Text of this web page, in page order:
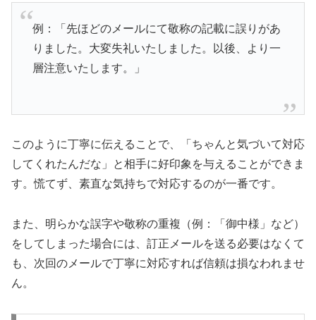
例：「先ほどのメールにて敬称の記載に誤りがあ
りました。大変失礼いたしました。以後、より一
層注意いたします。」
このように丁寧に伝えることで、「ちゃんと気づいて対応
してくれたんだな」と相手に好印象を与えることができま
す。慌てず、素直な気持ちで対応するのが一番です。
また、明らかな誤字や敬称の重複（例：「御中様」など）
をしてしまった場合には、訂正メールを送る必要はなくて
も、次回のメールで丁寧に対応すれば信頼は損なわれませ
ん。